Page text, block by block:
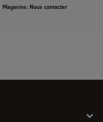
Magasins: Nous contacter